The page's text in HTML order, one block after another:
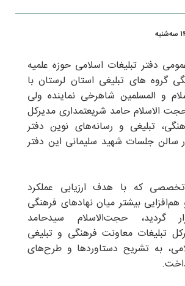
دفتر تبلیغات اسلامی حوزه علمیه
گروه های تبلیغی استان لرستان با
و المسلمین شاهرخی نماینده ولی
الاسلام حامد شریعتمداری مدیرکل
تبلیغی و رسانه‌های نوین دفتر
سالن جلسات شهید سلیمانی این دفتر
که با هدف ارزیابی عملکرد
بیشتر میان نهادهای فرهنگی
گردید، حجت‌الاسلام سیدحامد
تبلیغات معاونت فرهنگی و تبلیغی
به تشریح دستاوردها و طرح‌های